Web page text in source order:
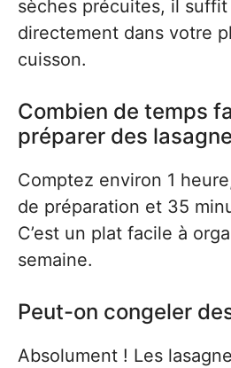
sèches précuites, il
directement dans votre
cuisson.
Combien de temps
préparer des
Comptez environ 1
de préparation et 35
C’est un plat facile à
semaine.
Peut-on congeler
Absolument ! Les